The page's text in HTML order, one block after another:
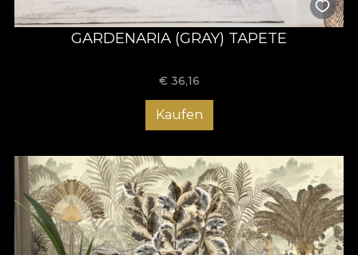
GARDENARIA (GRAY) TAPETE
€ 36,16
Kaufen